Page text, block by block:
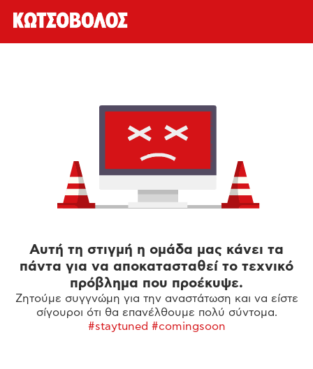
Αυτή τη στιγμή η ομάδα μας κάνει τα
πάντα για να αποκατασταθεί το τεχνικό
πρόβλημα που προέκυψε.
Ζητούμε συγγνώμη για την αναστάτωση και να είστε
σίγουροι ότι θα επανέλθουμε πολύ σύντομα.
#staytuned #comingsoon